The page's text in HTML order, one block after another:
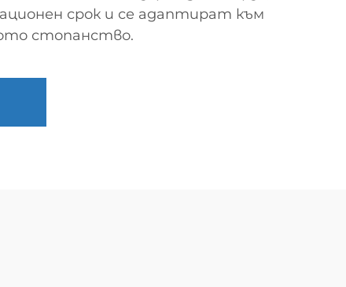
срок и се адаптират към
стопанство.